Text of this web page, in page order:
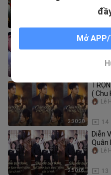
TRỌN
2:30:20
TRỌN
( Chu
14
Lê
2:50:05
Diễn
Quân
Thừa
13
Lê
Mở